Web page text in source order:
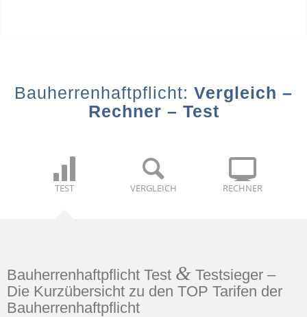
Bauherrenhaftpflicht: Vergleich –
Rechner – Test
TEST VERGLEICH RECHNER
Bauherrenhaftpflicht Test & Testsieger –
Die Kurzübersicht zu den TOP Tarifen der
Bauherrenhaftpflicht